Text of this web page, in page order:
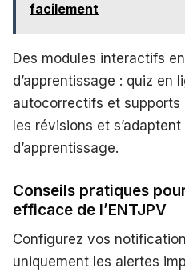
facilement
Des modules interactifs
d’apprentissage : quiz en
autocorrectifs et
les révisions et
d’apprentissage.
Conseils pratiques
efficace de l’ENTJPV
Configurez vos
uniquement les alertes